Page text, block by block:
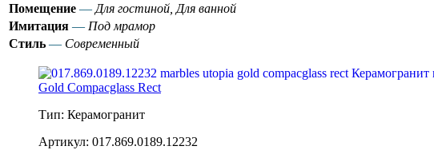
Помещение — Для гостиной, Для ванной
Имитация — Под мрамор
Стиль — Современный
Gold Compacglass Rect
Тип: Керамогранит
Артикул: 017.869.0189.12232